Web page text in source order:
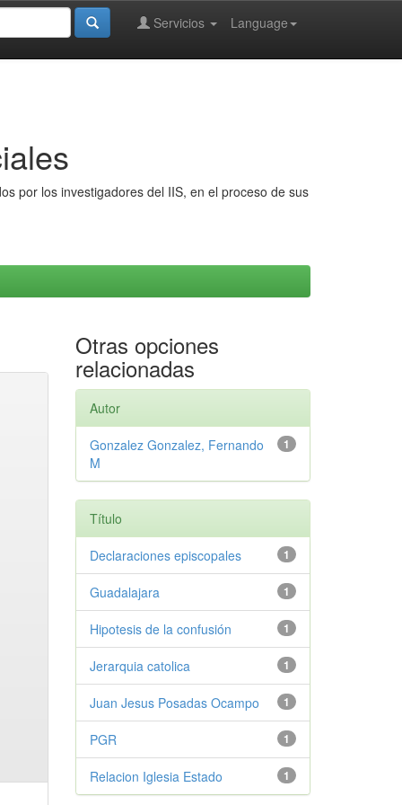
Language
Servicios
por los investigadores del IIS, en el proceso de sus
Otras opciones
relacionadas
Autor
1
Gonzalez Gonzalez, Fernando
M
Título
1
Declaraciones episcopales
1
Guadalajara
1
Hipotesis de la confusión
1
Jerarquia catolica
1
Juan Jesus Posadas Ocampo
1
PGR
1
Relacion Iglesia Estado